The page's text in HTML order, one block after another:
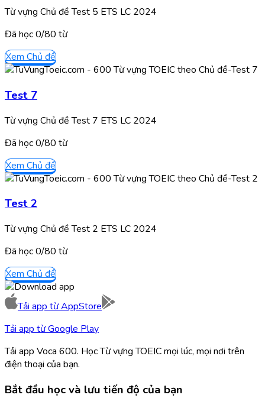
Từ vựng Chủ đề Test 5 ETS LC 2024
Đã học0/80 từ
Xem Chủ đề
Test 7
Từ vựng Chủ đề Test 7 ETS LC 2024
Đã học0/80 từ
Xem Chủ đề
Test 2
Từ vựng Chủ đề Test 2 ETS LC 2024
Đã học0/80 từ
Xem Chủ đề
Tải app từAppStore
Tải app từGoogle Play
Tải app Voca 600. Học Từ vựng TOEIC mọi lúc, mọi nơi trên
điện thoại của bạn.
Bắt đầu học và lưu tiến độ của bạn